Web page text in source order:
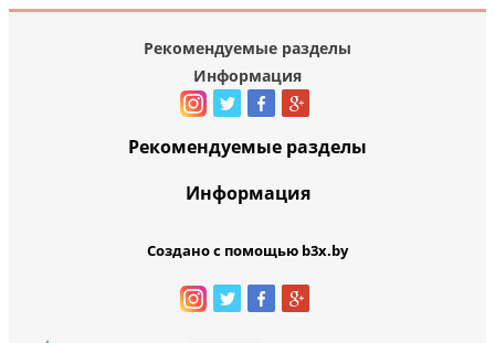
Рекомендуемые разделы
Информация
Рекомендуемые разделы
Информация
Создано с помощью b3x.by